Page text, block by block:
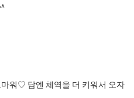
워♡ 담엔 체역을 더 키워서 오자